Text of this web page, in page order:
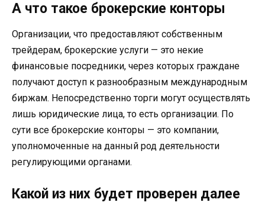
А что такое брокерские конторы
Организации, что предоставляют собственным
трейдерам, брокерские услуги — это некие
финансовые посредники, через которых граждане
получают доступ к разнообразным международным
биржам. Непосредственно торги могут осуществлять
лишь юридические лица, то есть организации. По
сути все брокерские конторы — это компании,
уполномоченные на данный род деятельности
регулирующими органами.
Какой из них будет проверен далее